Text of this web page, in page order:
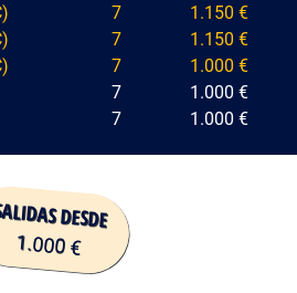
7
1.150 €
7
1.150 €
7
1.000 €
7
1.000 €
7 1.000 €